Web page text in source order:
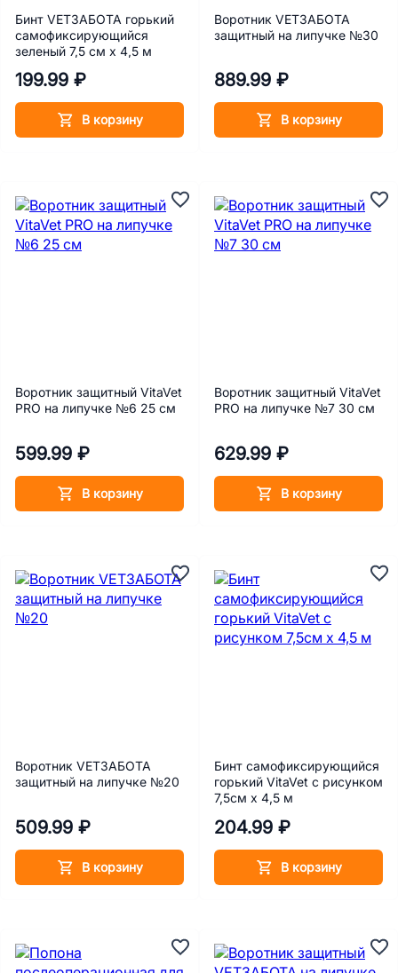
Бинт VETЗАБОТА горький
самофиксирующийся
зеленый 7,5 см х 4,5 м
199.99 ₽
В корзину
Воротник VETЗАБОТА
защитный на липучке №30
889.99 ₽
В корзину
Воротник защитный VitaVet
PRO на липучке №6 25 см
599.99 ₽
В корзину
Воротник защитный VitaVet
PRO на липучке №7 30 см
629.99 ₽
В корзину
Воротник VETЗАБОТА
защитный на липучке №20
509.99 ₽
В корзину
Бинт самофиксирующийся
горький VitaVet с рисунком
7,5см х 4,5 м
204.99 ₽
В корзину